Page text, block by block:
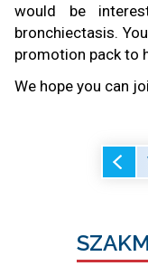
would be
bronchiectasis.
promotion pack to
We hope you can